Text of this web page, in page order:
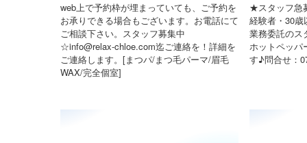
web上で予約枠が埋まっていても、ご予約を
お承りできる場合もございます。お電話にて
ご相談下さい。スタッフ募集中
☆info@relax-chloe.com迄ご連絡を！詳細を
ご連絡します。[まつパ/まつ毛パーマ/眉毛
WAX/完全個室]
★スタッフ急
経験者・30歳
業務委託のス
ホットペッパ
す♪問合せ：